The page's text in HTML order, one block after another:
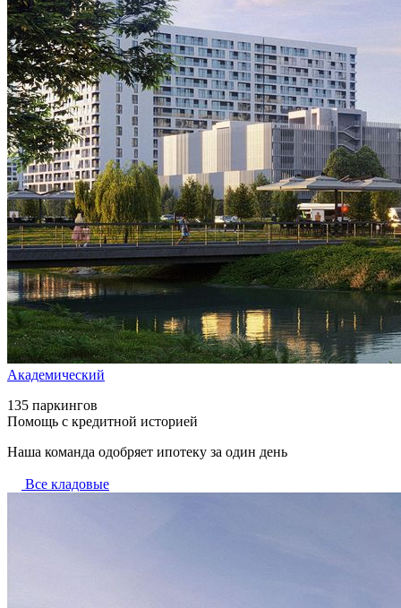
Академический
135 паркингов
Помощь с кредитной историей
Наша команда одобряет ипотеку за один день
Все кладовые